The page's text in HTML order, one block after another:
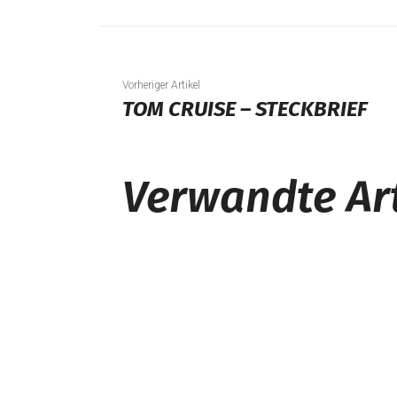
Vorheriger Artikel
TOM CRUISE – STECKBRIEF
Verwandte